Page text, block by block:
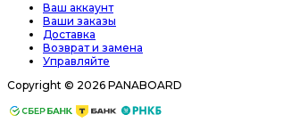
Ваш аккаунт
Ваши заказы
Доставка
Возврат и замена
Управляйте
Copyright © 2026 PANABOARD